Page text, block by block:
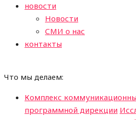
новости
Новости
СМИ о нас
контакты
Что мы делаем:
Комплекс
программной дирекции